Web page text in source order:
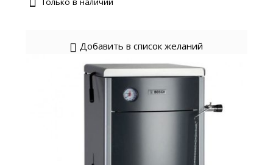
Добавить в список желаний